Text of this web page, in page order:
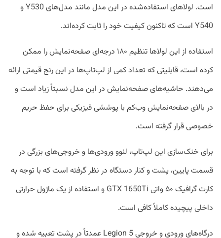
است. لولاهای استفاده‌شده در این مدل مانند مدل‌های Y530 و
Y540 است که تاکنون کیفیت خود را ثابت کرده‌اند.
استفاده از این لولا‌ها تنظیم ۱۸۰ درجه‌ای صفحه‌نمایش را ممکن
کرده است، قابلیتی که تعداد کمی از لپ‌تاپ‌ها در این رنج قیمتی ارائه
می‌دهند. حاشیه‌های صفحه‌نمایش در این مدل نسبتاً زیاد است و
در بالای صفحه‌نمایش وب‌کم با پوششی فیزیکی برای حفظ حریم
خصوصی قرار گرفته است.
برای خنک‌سازی این لپ‌تاپ، لنوو ورودی‌ها و خروجی‌های بزرگی در
قسمت پایین، پشت و کنار دستگاه در نظر گرفته است که با توجه به
کارت گرافیک ۵۰ واتی GTX 1650Ti و استفاده از یک ماژول حرارتی
داخلی پیچیده کاملاً کافی است.
درگاه‌‌های ورودی و خروجی Legion 5 عمدتاً در پشت تعبیه شده و